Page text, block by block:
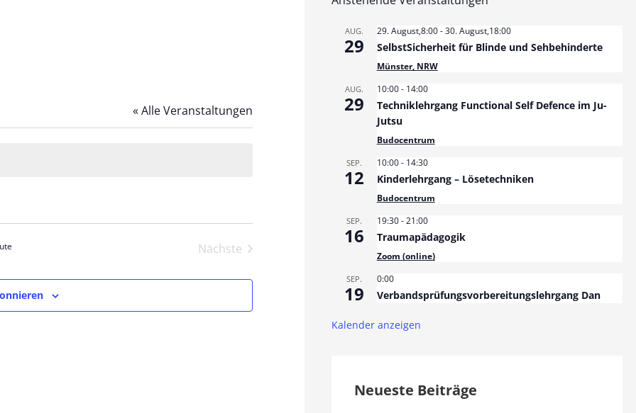
« Alle Veranstaltungen
NächsteVeranstaltungen
AUG.
29
29. August,8:00-30. August,18:00
SelbstSicherheit für Blinde und Sehbehinderte
Münster, NRW
AUG.
29
10:00- 14:00
Techniklehrgang Functional Self Defence im Ju-
Jutsu
Budocentrum
SEP.
12
10:00- 14:30
Kinderlehrgang – Lösetechniken
Budocentrum
SEP.
16
19:30-21:00
Traumapädagogik
Zoom (online)
SEP.
19
0:00
Verbandsprüfungsvorbereitungslehrgang Dan
Kalender anzeigen
Neueste Beiträge